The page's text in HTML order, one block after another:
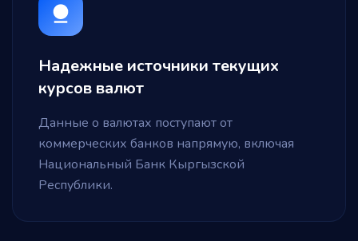
Надежные источники текущих
курсов валют
Данные о валютах поступают от
коммерческих банков напрямую, включая
Национальный Банк Кыргызской
Республики.